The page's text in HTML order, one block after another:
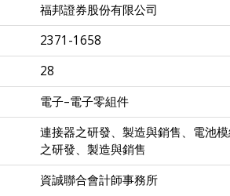
福邦證券股份有限公司
2371-1658
28
電子–電子零組件
連接器之研發、製造與銷售、電池
之研發、製造與銷售
資誠聯合會計師事務所